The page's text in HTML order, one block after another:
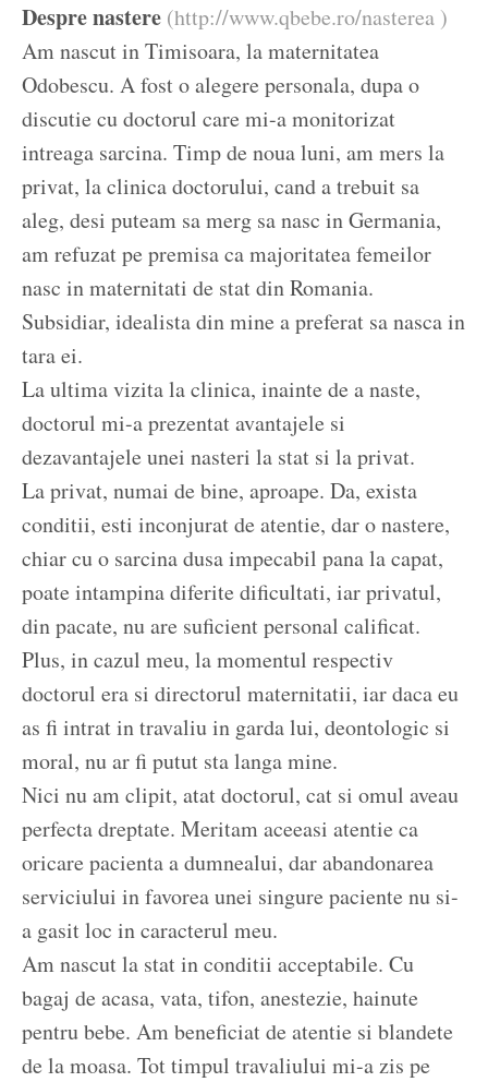
Despre nastere (http://www.qbebe.ro/nasterea )
Am nascut in Timisoara, la maternitatea
Odobescu. A fost o alegere personala, dupa o
discutie cu doctorul care mi-a monitorizat
intreaga sarcina. Timp de noua luni, am mers la
privat, la clinica doctorului, cand a trebuit sa
aleg, desi puteam sa merg sa nasc in Germania,
am refuzat pe premisa ca majoritatea femeilor
nasc in maternitati de stat din Romania.
Subsidiar, idealista din mine a preferat sa nasca in
tara ei.
La ultima vizita la clinica, inainte de a naste,
doctorul mi-a prezentat avantajele si
dezavantajele unei nasteri la stat si la privat.
La privat, numai de bine, aproape. Da, exista
conditii, esti inconjurat de atentie, dar o nastere,
chiar cu o sarcina dusa impecabil pana la capat,
poate intampina diferite dificultati, iar privatul,
din pacate, nu are suficient personal calificat.
Plus, in cazul meu, la momentul respectiv
doctorul era si directorul maternitatii, iar daca eu
as fi intrat in travaliu in garda lui, deontologic si
moral, nu ar fi putut sta langa mine.
Nici nu am clipit, atat doctorul, cat si omul aveau
perfecta dreptate. Meritam aceeasi atentie ca
oricare pacienta a dumnealui, dar abandonarea
serviciului in favorea unei singure paciente nu si-
a gasit loc in caracterul meu.
Am nascut la stat in conditii acceptabile. Cu
bagaj de acasa, vata, tifon, anestezie, hainute
pentru bebe. Am beneficiat de atentie si blandete
de la moasa. Tot timpul travaliului mi-a zis pe